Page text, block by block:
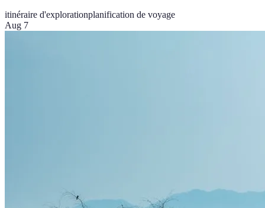
itinéraire d'explorationplanification de voyage
Aug 7